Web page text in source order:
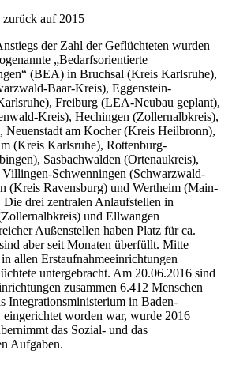
auf 2015
der Zahl der Geflüchteten wurden
„Bedarfsorientierte
(BEA) in Bruchsal (Kreis Karlsruhe),
Baar-Kreis), Eggenstein-
Freiburg (LEA-Neubau geplant),
Kreis), Hechingen (Zollernalbkreis),
Neuenstadt am Kocher (Kreis Heilbronn),
(Kreis Karlsruhe), Rottenburg-
Sasbachwalden (Ortenaukreis),
Villingen-Schwenningen (Schwarzwald-
(Kreis Ravensburg) und Wertheim (Main-
drei zentralen Anlaufstellen in
und Ellwangen
Außenstellen haben Platz für ca.
aber seit Monaten überfüllt. Mitte
allen Erstaufnahmeeinrichtungen
untergebracht. Am 20.06.2016 sind
zusammen 6.412 Menschen
Integrationsministerium in Baden-
eingerichtet worden war, wurde 2016
das Sozial- und das
Aufgaben.